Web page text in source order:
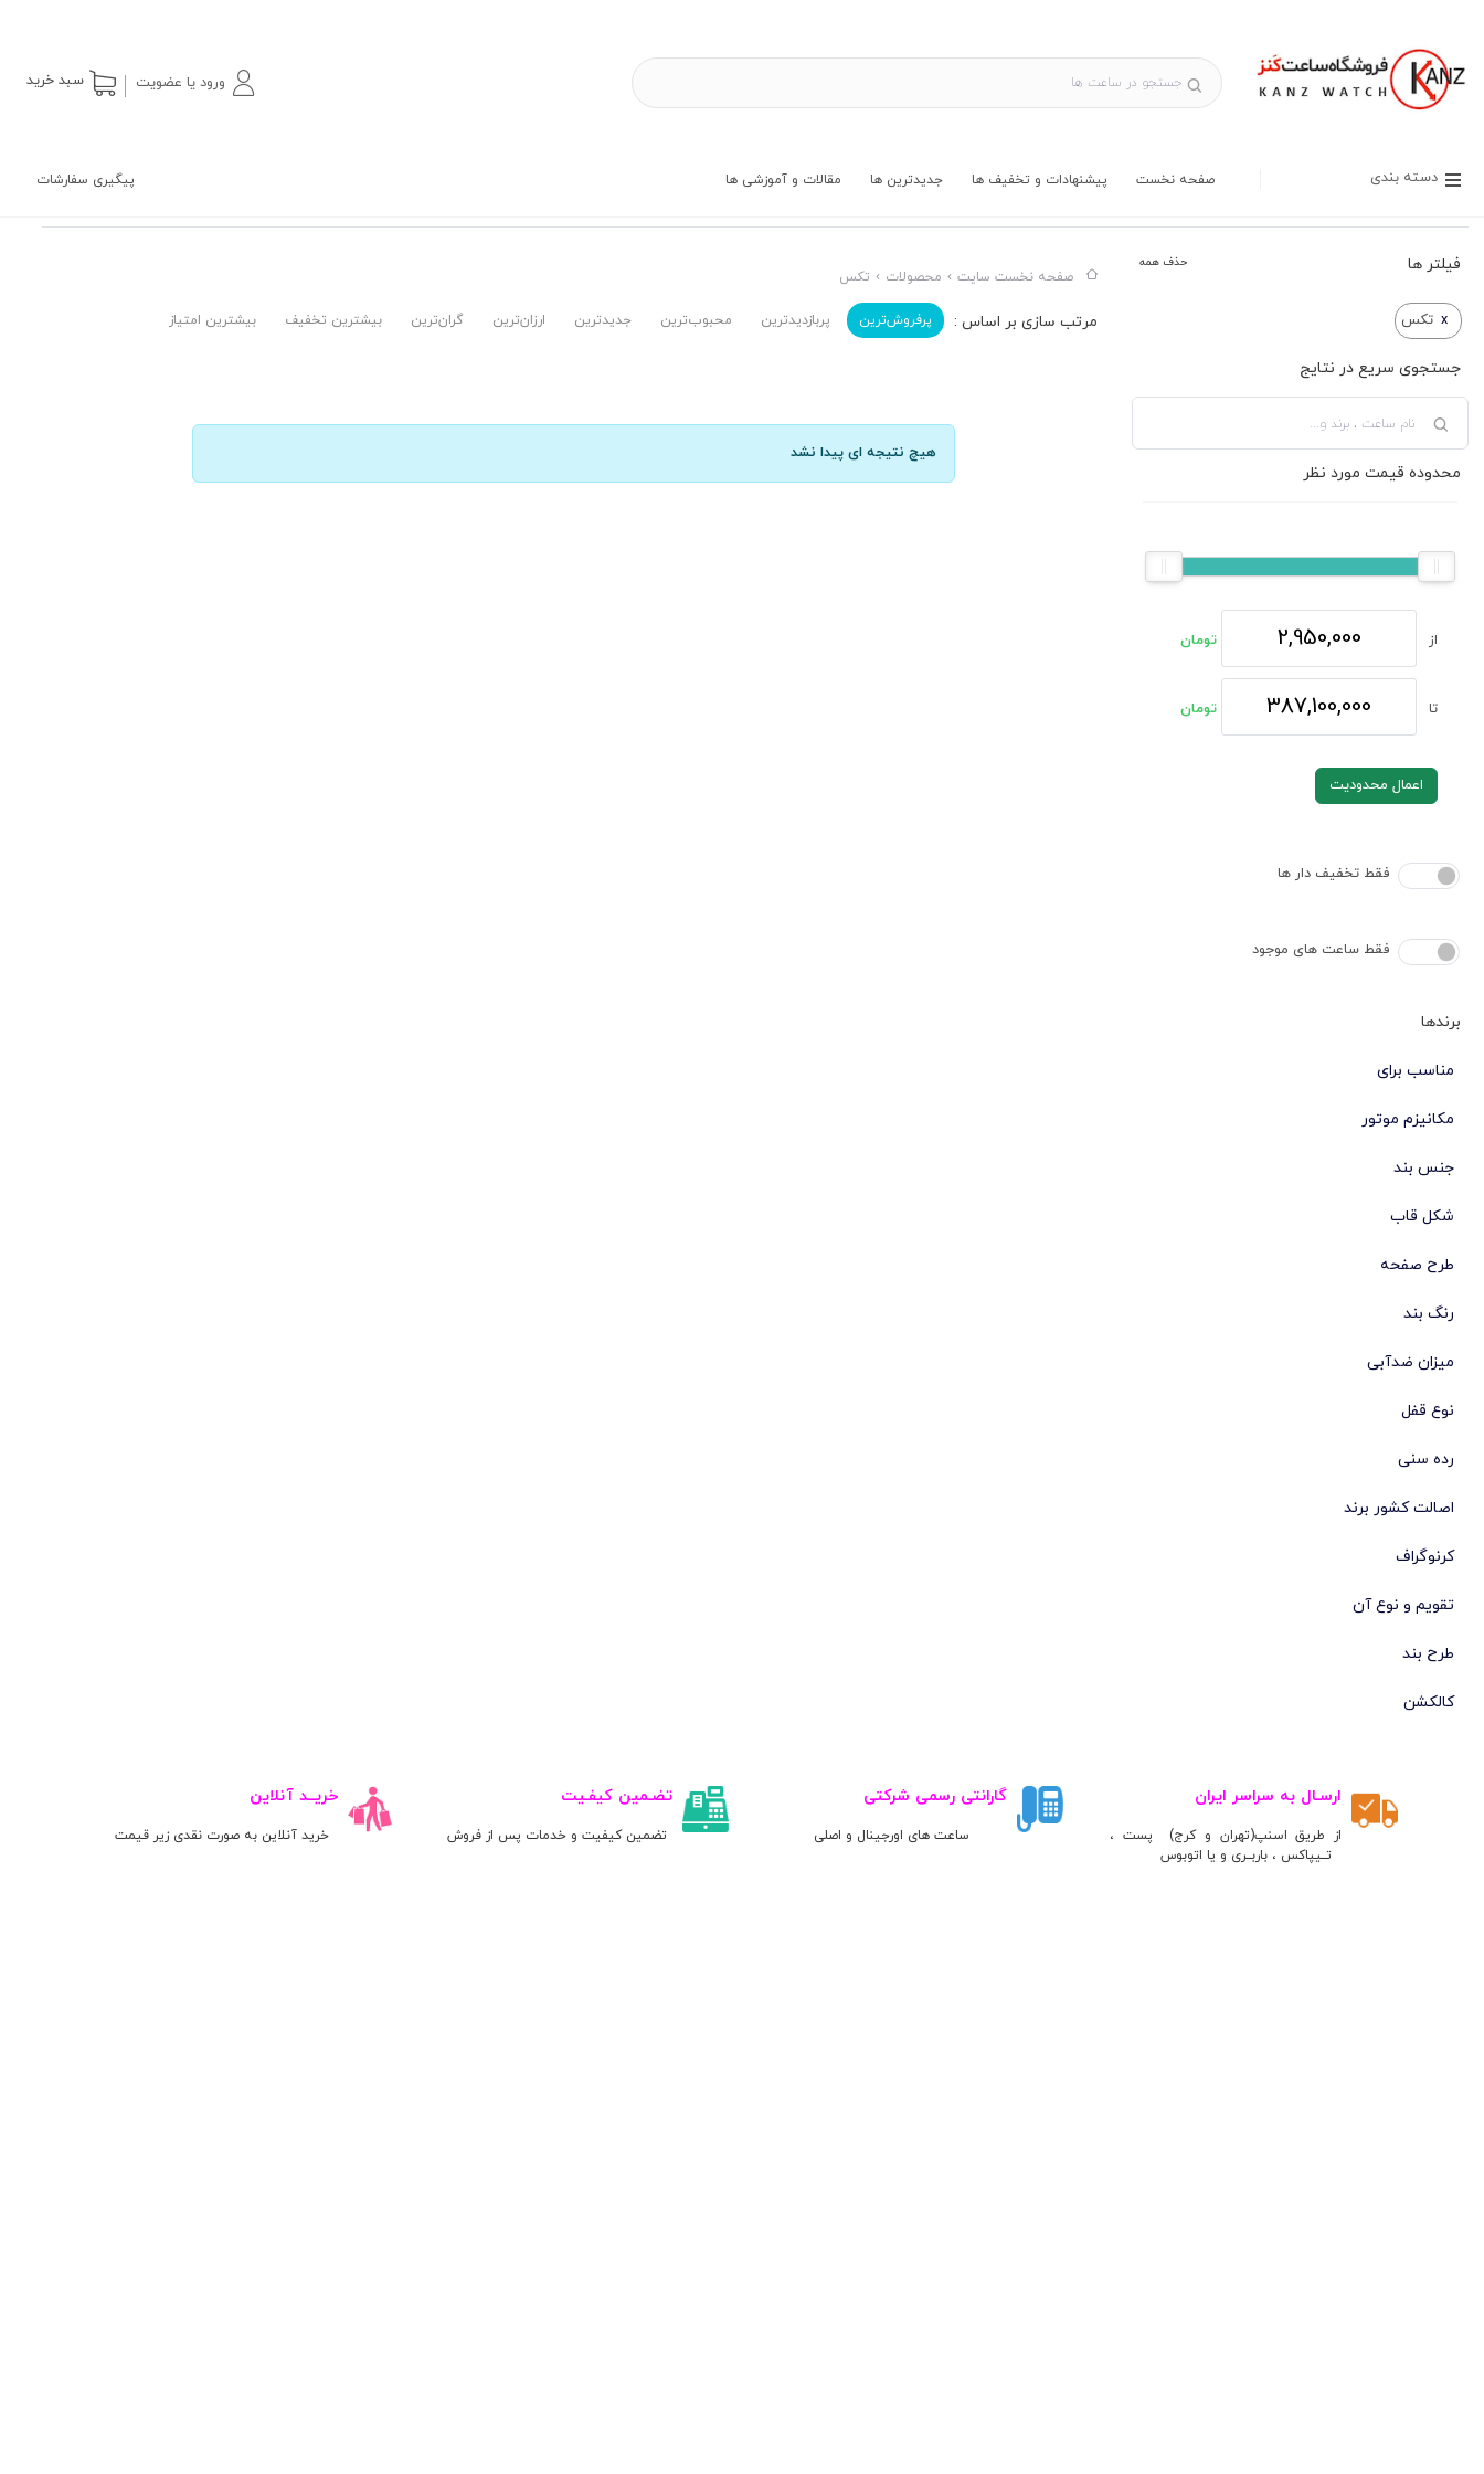
ورود یا عضویت سبد خرید
دسته بندی صفحه نخست پیشنهادات و تخفیف ها جدیدترین ها مقالات و آموزشی ها پیگیری سفارشات
فیلتر ها حذف همه
x تکس
جستجوی سریع در نتایج
محدوده قیمت مورد نظر
از تومان
تا تومان
اعمال محدودیت
فقط تخفیف دار ها
فقط ساعت های موجود
برندها
مناسب برای
مکانیزم موتور
جنس بند
شکل قاب
طرح صفحه
رنگ بند
میزان ضدآبی
نوع قفل
رده سنی
اصالت کشور برند
کرنوگراف
تقویم و نوع آن
طرح بند
کالکشن
صفحه نخست سایت محصولات تکس
پرفروش‌ترین‌ پربازدیدترین محبوب‌ترین جدیدترین ارزان‌ترین گران‌ترین بیشترین تخفیف بیشترین امتیاز
هیچ نتیجه ای پیدا نشد
ارسـال به سراسر ایران
از طریق اسنپ(تهران و کرج) پست ،
تــیپاکس ، باربــری و یا اتوبوس
گارانتی رسمی شرکتی
ساعت های اورجینال و اصلی
تضـمین کیفـیت
تضمین کیفیت و خدمات پس از فروش
خریــد آنلاین
خرید آنلاین به صورت نقدی زیر قیمت